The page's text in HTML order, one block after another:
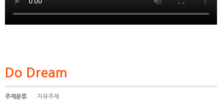
Do Dream
주제분류 자유주제